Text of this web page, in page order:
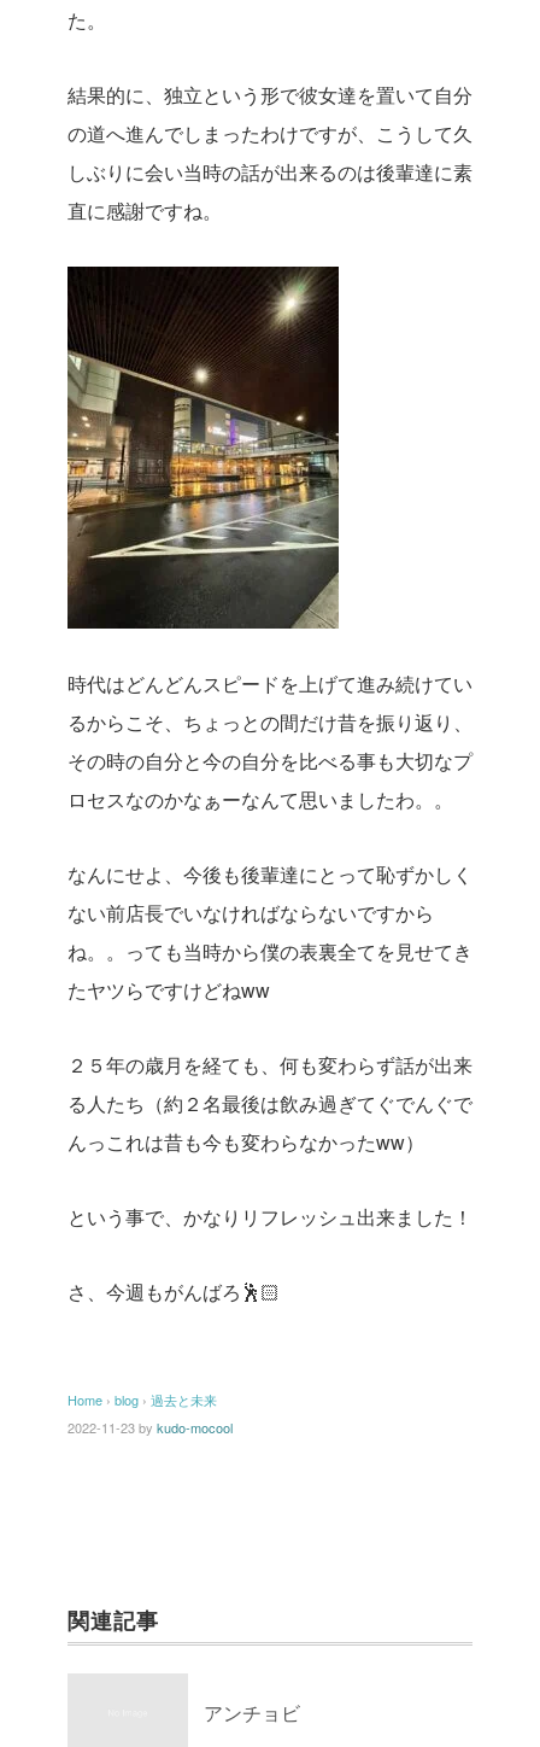
た。
結果的に、独立という形で彼女達を置いて自分
の道へ進んでしまったわけですが、こうして久
しぶりに会い当時の話が出来るのは後輩達に素
直に感謝ですね。
時代はどんどんスピードを上げて進み続けてい
るからこそ、ちょっとの間だけ昔を振り返り、
その時の自分と今の自分を比べる事も大切なプ
ロセスなのかなぁーなんて思いましたわ。。
なんにせよ、今後も後輩達にとって恥ずかしく
ない前店長でいなければならないですから
ね。。っても当時から僕の表裏全てを見せてき
たヤツらですけどねww
２５年の歳月を経ても、何も変わらず話が出来
る人たち（約２名最後は飲み過ぎてぐでんぐで
んっこれは昔も今も変わらなかったww）
という事で、かなりリフレッシュ出来ました！
さ、今週もがんばろ🕺🏻
Home › blog › 過去と未来
2022-11-23by kudo-mocool
関連記事
アンチョビ